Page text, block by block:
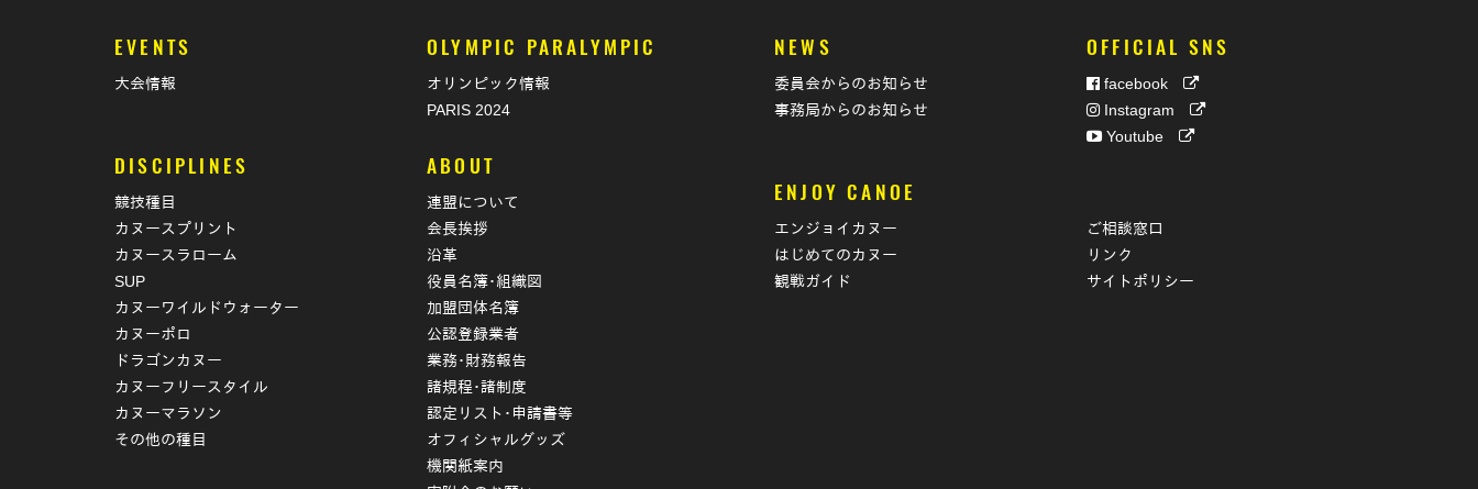
EVENTS OLYMPIC PARALYMPIC
大会情報
オリンピック情報
PARIS 2024
DISCIPLINES ABOUT
競技種目
連盟について
カヌースプリント
会長挨拶
カヌースラローム
沿革
SUP
役員名簿･組織図
カヌーワイルドウォーター
加盟団体名簿
カヌーポロ
公認登録業者
ドラゴンカヌー
業務･財務報告
カヌーフリースタイル
諸規程･諸制度
カヌーマラソン
認定リスト･申請書等
その他の種目
オフィシャルグッズ
機関紙案内
NEWS OFFICIAL SNS
委員会からのお知らせ
facebook
事務局からのお知らせ
Instagram
Youtube
ENJOY CANOE
エンジョイカヌー
ご相談窓口
はじめてのカヌー
リンク
観戦ガイド
サイトポリシー